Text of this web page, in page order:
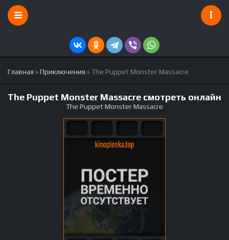
Главная »Приключения » The Puppet Monster Massacre
The Puppet Monster Massacre смотреть онлайн
The Puppet Monster Massacre